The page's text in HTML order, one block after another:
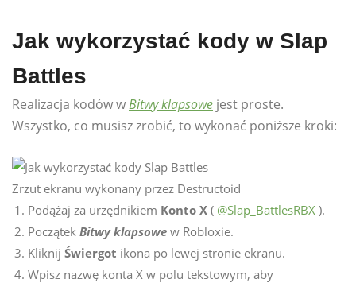
Jak wykorzystać kody w Slap
Battles
Realizacja kodów wBitwy klapsowe jest proste.
Wszystko, co musisz zrobić, to wykonać poniższe kroki:
Zrzut ekranu wykonany przez Destructoid
Podążaj za urzędnikiem Konto X ( @Slap_BattlesRBX ).
Początek Bitwy klapsowe w Robloxie.
Kliknij Świergot ikona po lewej stronie ekranu.
Wpisz nazwę konta X w polu tekstowym, aby